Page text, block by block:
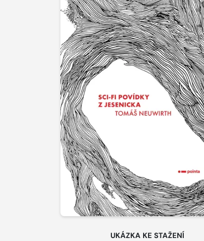
UKÁZKA KE STAŽENÍ